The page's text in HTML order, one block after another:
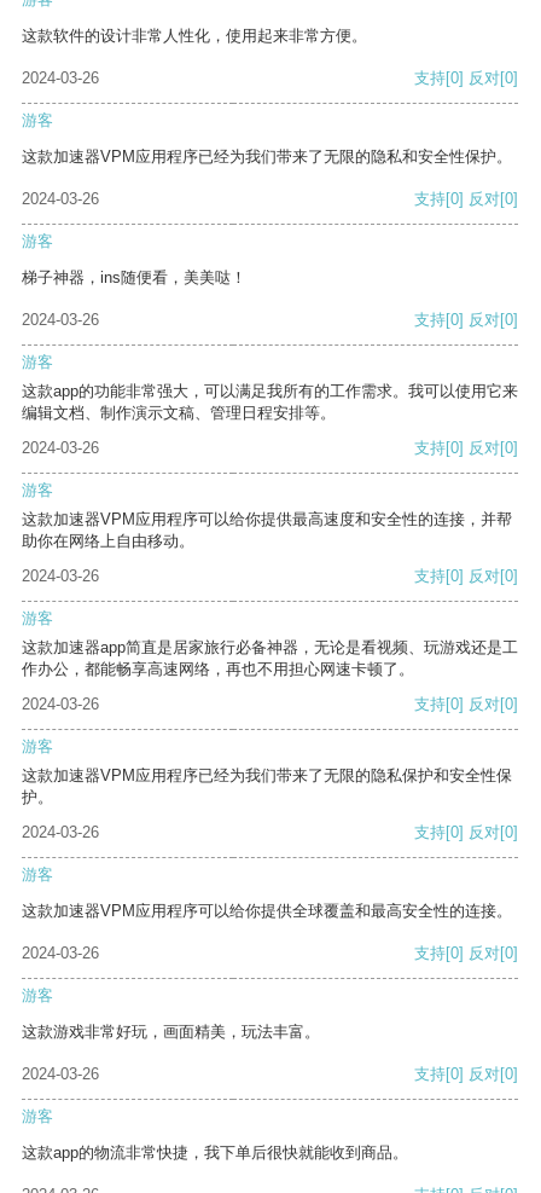
这款软件的设计非常人性化，使用起来非常方便。
2024-03-26 支持[0] 反对[0]
游客
这款加速器VPM应用程序已经为我们带来了无限的隐私和安全性保护。
2024-03-26 支持[0] 反对[0]
游客
梯子神器，ins随便看，美美哒！
2024-03-26 支持[0] 反对[0]
游客
这款app的功能非常强大，可以满足我所有的工作需求。我可以使用它来
编辑文档、制作演示文稿、管理日程安排等。
2024-03-26
支持[0] 反对[0]
游客
这款加速器VPM应用程序可以给你提供最高速度和安全性的连接，并帮
助你在网络上自由移动。
2024-03-26
支持[0] 反对[0]
游客
这款加速器app简直是居家旅行必备神器，无论是看视频、玩游戏还是工
作办公，都能畅享高速网络，再也不用担心网速卡顿了。
2024-03-26
支持[0] 反对[0]
游客
这款加速器VPM应用程序已经为我们带来了无限的隐私保护和安全性保
护。
2024-03-26
支持[0] 反对[0]
游客
这款加速器VPM应用程序可以给你提供全球覆盖和最高安全性的连接。
2024-03-26 支持[0] 反对[0]
游客
这款游戏非常好玩，画面精美，玩法丰富。
2024-03-26 支持[0] 反对[0]
游客
这款app的物流非常快捷，我下单后很快就能收到商品。